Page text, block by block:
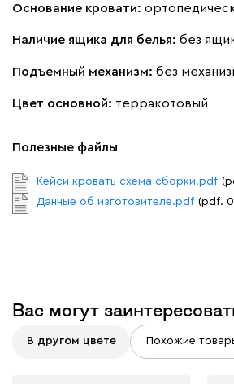
Дарте
Основание кровати:
Наличие ящика для белья: без
Подъемный механизм: без
Цвет основной: терракотовый
Полезные файлы
Кейси кровать схема сборки.pdf
Данные об изготовителе.pdf (pdf.
Вас могут
В другом цвете Похожие